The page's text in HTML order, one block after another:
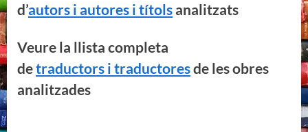
d’autors i autores i títols analitzats
Veure la llista completa
detraductors i traductoresde les obres
analitzades